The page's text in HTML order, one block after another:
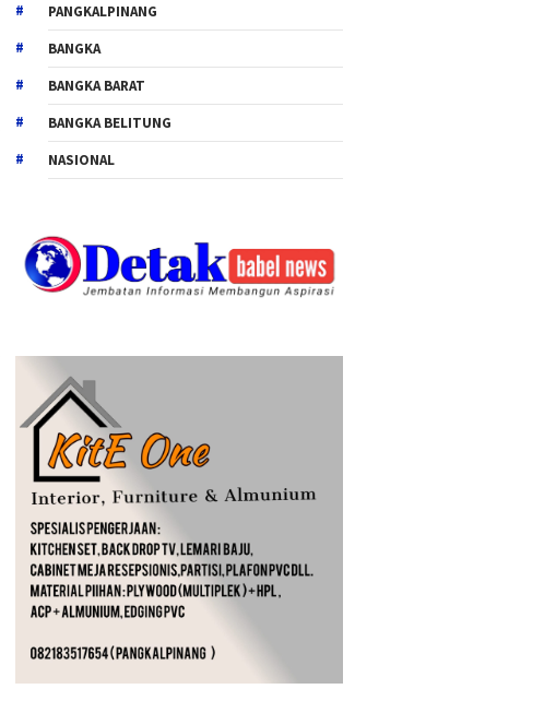
PANGKALPINANG
BANGKA
BANGKA BARAT
BANGKA BELITUNG
NASIONAL